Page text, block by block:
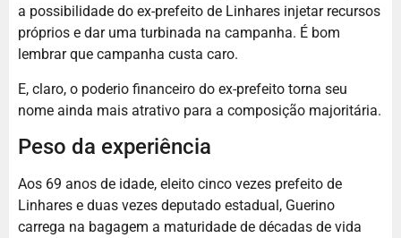
a possibilidade do ex-prefeito de Linhares injetar recursos
próprios e dar uma turbinada na campanha. É bom
lembrar que campanha custa caro.
E, claro, o poderio financeiro do ex-prefeito torna seu
nome ainda mais atrativo para a composição majoritária.
Peso da experiência
Aos 69 anos de idade, eleito cinco vezes prefeito de
Linhares e duas vezes deputado estadual, Guerino
carrega na bagagem a maturidade de décadas de vida